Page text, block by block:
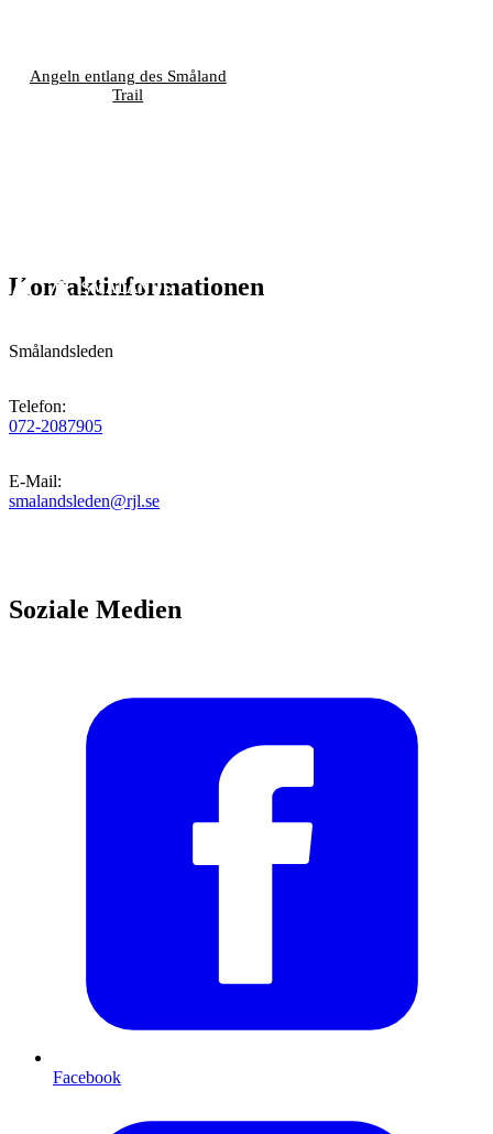
Angeln entlang des Småland
Trail
Kontaktinformationen
Smålandsleden
Telefon:
072-2087905
E-Mail:
smalandsleden@rjl.se
Soziale Medien
Facebook